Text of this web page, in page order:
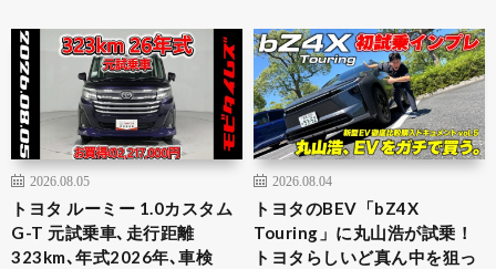
2026.08.05
トヨタ ルーミー 1.0カスタム
G-T 元試乗車､走行距離
323km､年式2026年､車検
2026.08.04
トヨタのBEV「bZ4X
Touring」に丸山浩が試乗！
トヨタらしいど真ん中を狙っ